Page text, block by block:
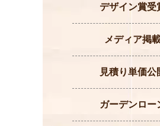
デザイン賞受
メディア掲
見積り単価公
ガーデンロー